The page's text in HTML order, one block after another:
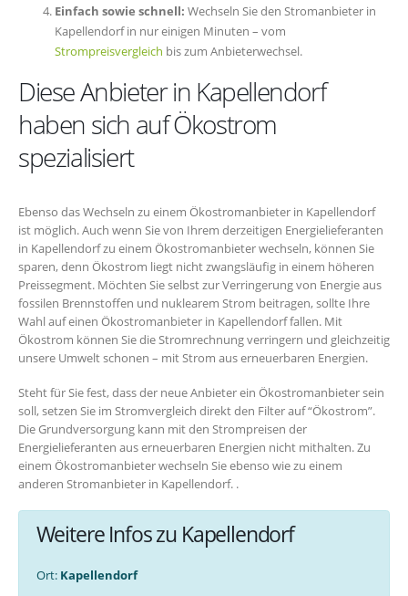
Einfach sowie schnell: Wechseln Sie den Stromanbieter in
Kapellendorf in nur einigen Minuten – vom
Strompreisvergleich bis zum Anbieterwechsel.
Diese Anbieter in Kapellendorf
haben sich auf Ökostrom
spezialisiert
Ebenso das Wechseln zu einem Ökostromanbieter in Kapellendorf
ist möglich. Auch wenn Sie von Ihrem derzeitigen Energielieferanten
in Kapellendorf zu einem Ökostromanbieter wechseln, können Sie
sparen, denn Ökostrom liegt nicht zwangsläufig in einem höheren
Preissegment. Möchten Sie selbst zur Verringerung von Energie aus
fossilen Brennstoffen und nuklearem Strom beitragen, sollte Ihre
Wahl auf einen Ökostromanbieter in Kapellendorf fallen. Mit
Ökostrom können Sie die Stromrechnung verringern und gleichzeitig
unsere Umwelt schonen – mit Strom aus erneuerbaren Energien.
Steht für Sie fest, dass der neue Anbieter ein Ökostromanbieter sein
soll, setzen Sie im Stromvergleich direkt den Filter auf “Ökostrom”.
Die Grundversorgung kann mit den Strompreisen der
Energielieferanten aus erneuerbaren Energien nicht mithalten. Zu
einem Ökostromanbieter wechseln Sie ebenso wie zu einem
anderen Stromanbieter in Kapellendorf. .
Weitere Infos zu Kapellendorf
Ort: Kapellendorf